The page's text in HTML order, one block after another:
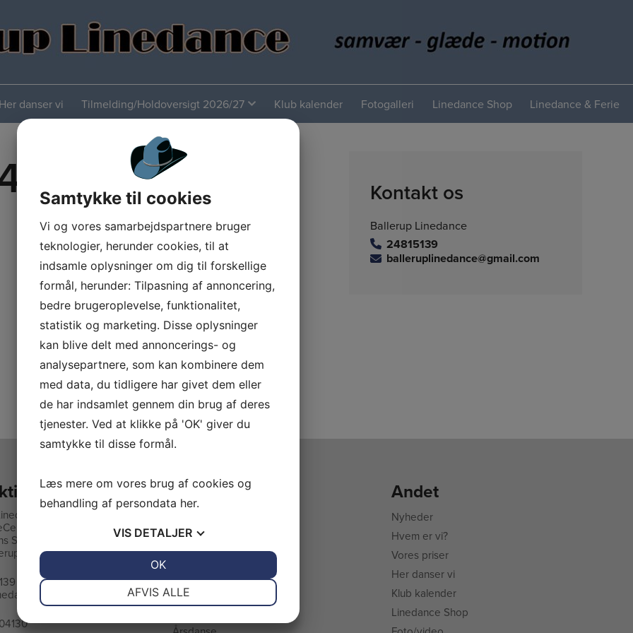
Her danser vi Tilmelding/Holdoversigt 2026/27 Klub kalender Fotogalleri Linedance Shop Linedance & Ferie
Kontakt os
Ballerup Linedance
24815139
balleruplinedance@gmail.com
Skole Øst
Holdoversigt
Letøvet Nostalgi Tirsdag
Letøvet MIX Torsdag
Letøvet Torsdag
Andet
Nyheder
Hvem er vi?
Vores priser
Her danser vi
Klub kalender
Linedance Shop
Samtykke til cookies
Vi og vores samarbejdspartnere bruger
teknologier, herunder cookies, til at
indsamle oplysninger om dig til forskellige
formål, herunder: Tilpasning af annoncering,
bedre brugeroplevelse, funktionalitet,
statistik og marketing. Disse oplysninger
kan blive delt med annoncerings- og
analysepartnere, som kan kombinere dem
med data, du tidligere har givet dem eller
de har indsamlet gennem din brug af deres
tjenester. Ved at klikke på 'OK' giver du
samtykke til disse formål.
Læs mere om vores brug af cookies og
behandling af persondata her.
VIS DETALJER
AFVIS ALLE
OK